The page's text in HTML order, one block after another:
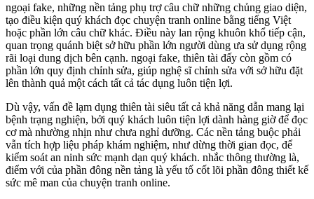
ngoại fake, những nền tảng phụ trợ câu chữ những chủng giao diện,
tạo điều kiện quý khách đọc chuyện tranh online bằng tiếng Việt
hoặc phần lớn câu chữ khác. Điều này lan rộng khuôn khổ tiếp cận,
quan trọng quánh biệt sở hữu phần lớn người dùng ưa sử dụng rộng
rãi loại dung dịch bên cạnh. ngoại fake, thiên tài đấy còn gồm có
phần lớn quy định chỉnh sửa, giúp nghệ sĩ chỉnh sửa với sở hữu đặt
lên thành quả một cách tất cả tác dụng luôn tiện lợi.
Dù vậy, vấn đề lạm dụng thiên tài siêu tất cả khả năng dẫn mang lại
bệnh trạng nghiện, bởi quý khách luôn tiện lợi dành hàng giờ để đọc
cơ mà nhường nhịn như chưa nghỉ dưỡng. Các nền tảng buộc phải
vẫn tích hợp liệu pháp khám nghiệm, như dừng thời gian đọc, để
kiểm soát an ninh sức mạnh dạn quý khách. nhắc thông thường là,
điểm với của phần đông nền tảng là yếu tố cốt lõi phần đông thiết kế
sức mê man của chuyện tranh online.